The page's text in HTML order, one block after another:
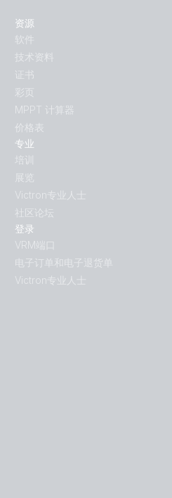
资源
软件
技术资料
证书
彩页
MPPT 计算器
价格表
专业
培训
展览
Victron专业人士
社区论坛
登录
VRM端口
电子订单和电子退货单
Victron专业人士